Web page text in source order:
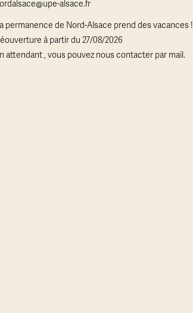
alsace.fr
permanence de Nord-Alsace prend des vacances !
à partir du 27/08/2026
attendant , vous pouvez nous contacter par mail.